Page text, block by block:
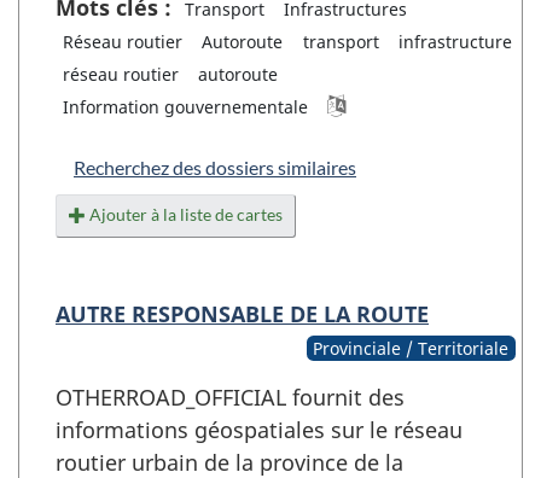
Mots clés : Transport
Infrastructures
Réseau routier
Autoroute transport
infrastructure
réseau routier
autoroute
Information gouvernementale
Recherchez des dossiers similaires
Ajouter à la liste de cartes
AUTRE RESPONSABLE DE LA ROUTE
Provinciale / Territoriale
OTHERROAD_OFFICIAL fournit des
informations géospatiales sur le réseau
routier urbain de la province de la